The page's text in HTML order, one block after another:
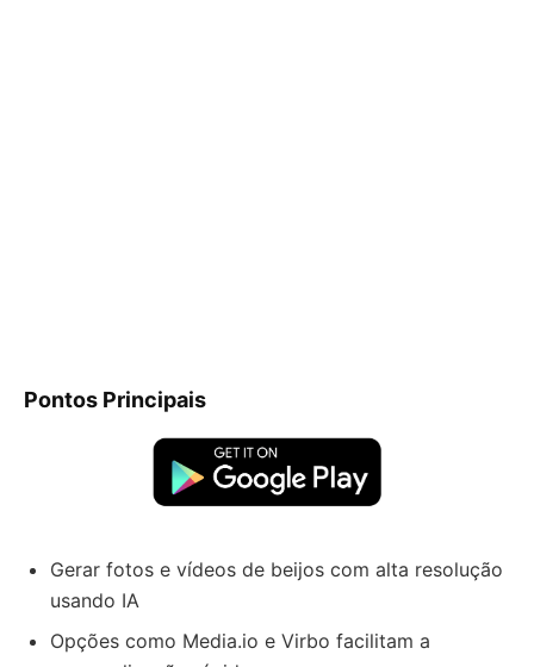
Pontos Principais
Gerar fotos e vídeos de beijos com alta resolução
usando IA
Opções como Media.io e Virbo facilitam a